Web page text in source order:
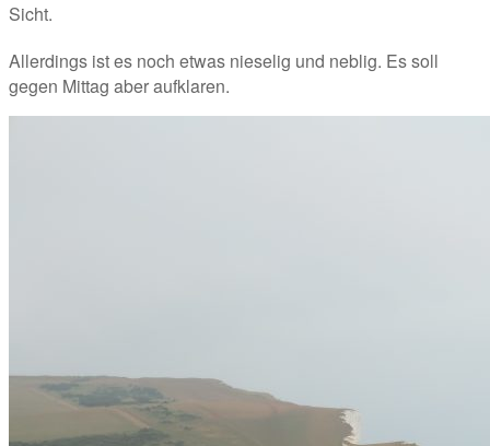
Sicht.
Allerdings ist es noch etwas nieselig und neblig. Es soll
gegen Mittag aber aufklaren.